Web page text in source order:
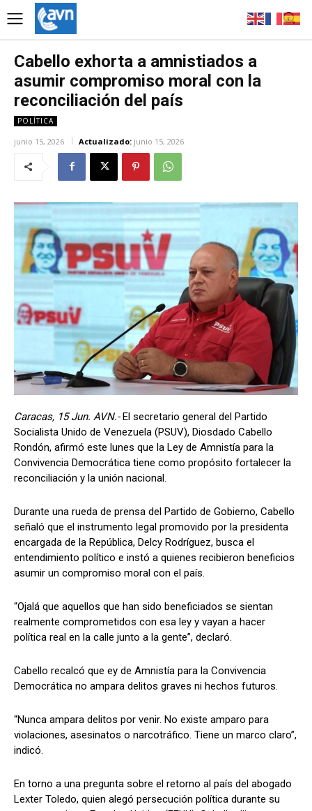
Cabello exhorta a amnistiados a
asumir compromiso moral con la
reconciliación del país
POLÍTICA
junio 15, 2026 Actualizado: junio 15, 2026
Caracas, 15 Jun. AVN.-El secretario general del Partido
Socialista Unido de Venezuela (PSUV), Diosdado Cabello
Rondón, afirmó este lunes que la Ley de Amnistía para la
Convivencia Democrática tiene como propósito fortalecer la
reconciliación y la unión nacional.
Durante una rueda de prensa del Partido de Gobierno, Cabello
señaló que el instrumento legal promovido por la presidenta
encargada de la República, Delcy Rodríguez, busca el
entendimiento político e instó a quienes recibieron beneficios
asumir un compromiso moral con el país.
“Ojalá que aquellos que han sido beneficiados se sientan
realmente comprometidos con esa ley y vayan a hacer
política real en la calle junto a la gente”, declaró.
Cabello recalcó que ey de Amnistía para la Convivencia
Democrática no ampara delitos graves ni hechos futuros.
“Nunca ampara delitos por venir. No existe amparo para
violaciones, asesinatos o narcotráfico. Tiene un marco claro”,
indicó.
En torno a una pregunta sobre el retorno al país del abogado
Lexter Toledo, quien alegó persecución política durante su